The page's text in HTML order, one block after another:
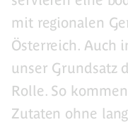
mit regionalen
Österreich. Auch
unser Grundsatz
Rolle. So
Zutaten ohne